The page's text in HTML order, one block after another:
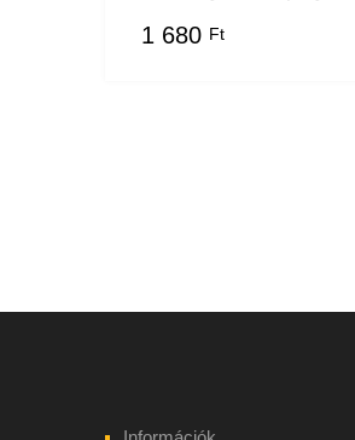
1 680 Ft